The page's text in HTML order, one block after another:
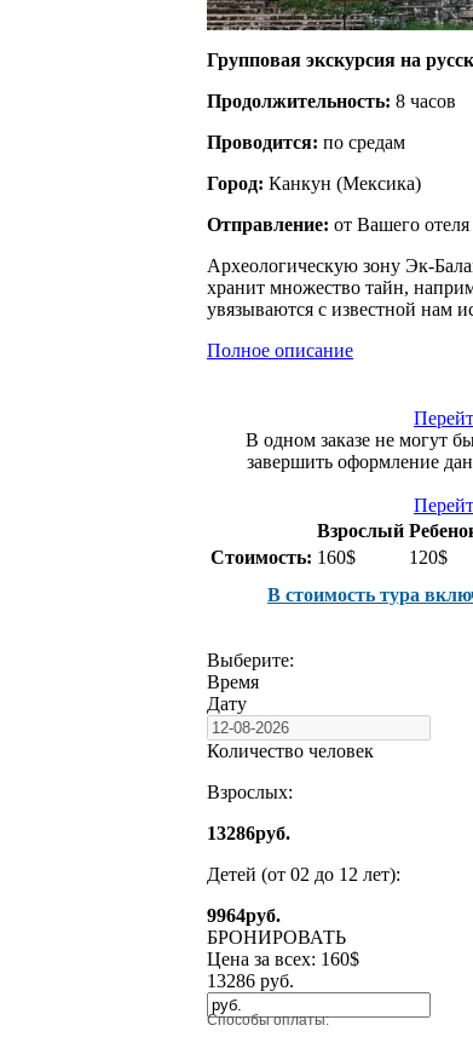
Групповая экскурсия на
Продолжительность: 8 часов
Проводится: по средам
Город: Канкун (Мексика)
Отправление: от Вашего
Археологическую зону Эк-
хранит множество тайн,
увязываются с известной нам
Полное описание
В одном заказе не могут
завершить оформление
Взрослый
Стоимость: 160$
120$
В стоимость тура
Выберите:
Время
Дату
Количество человек
Взрослых:
13286руб.
Детей (от 02 до 12 лет):
9964руб.
БРОНИРОВАТЬ
Цена за всех: 160$
13286 руб.
Способы оплаты: